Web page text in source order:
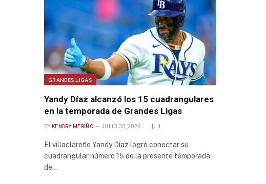
GRANDES LIGAS
Yandy Díaz alcanzó los 15 cuadrangulares
en la temporada de Grandes Ligas
BY KENDRY MERIÑO JULIO 30, 2026 4
El villaclareño Yandy Díaz logró conectar su
cuadrangular número 15 de la presente temporada
de…